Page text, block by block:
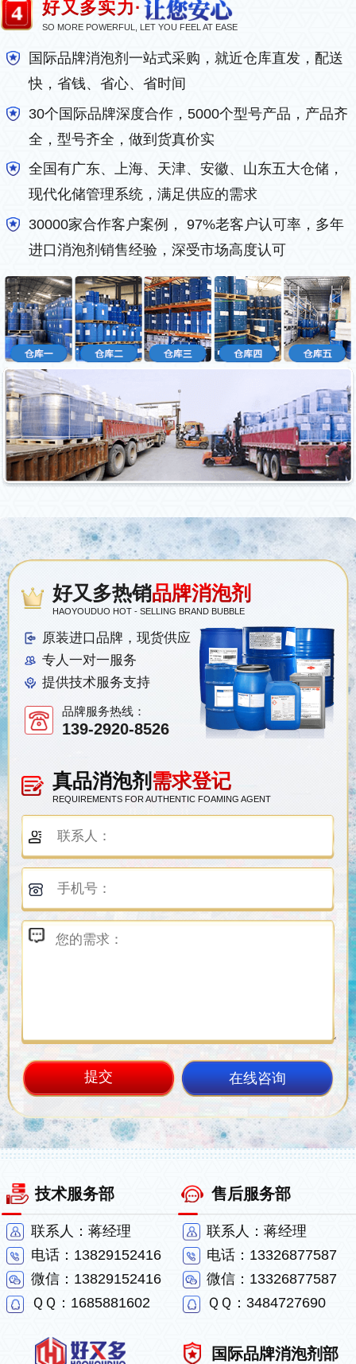
好又多实力·
SO MORE POWERFUL, LET YOU FEEL AT EASE
国际品牌消泡剂一站式采购，就近仓库直发，配送
快，省钱、省心、省时间
30个国际品牌深度合作，5000个型号产品，产品齐
全，型号齐全，做到货真价实
全国有广东、上海、天津、安徽、山东五大仓储，
现代化储管理系统，满足供应的需求
30000家合作客户案例， 97%老客户认可率，多年
进口消泡剂销售经验，深受市场高度认可
真品消泡剂 需求登记
REQUIREMENTS FOR AUTHENTIC FOAMING AGENT
在线咨询
好又多热销品牌消泡剂
HAOYOUDUO HOT - SELLING BRAND BUBBLE
原装进口品牌，现货供应
专人一对一服务
提供技术服务支持
品牌服务热线：
139-2920-8526
国际品牌消泡剂部
技术服务部
联系人：蒋经理
电话：13829152416
微信：13829152416
ＱＱ：1685881602
售后服务部
联系人：蒋经理
电话：13326877587
微信：13326877587
ＱＱ：3484727690